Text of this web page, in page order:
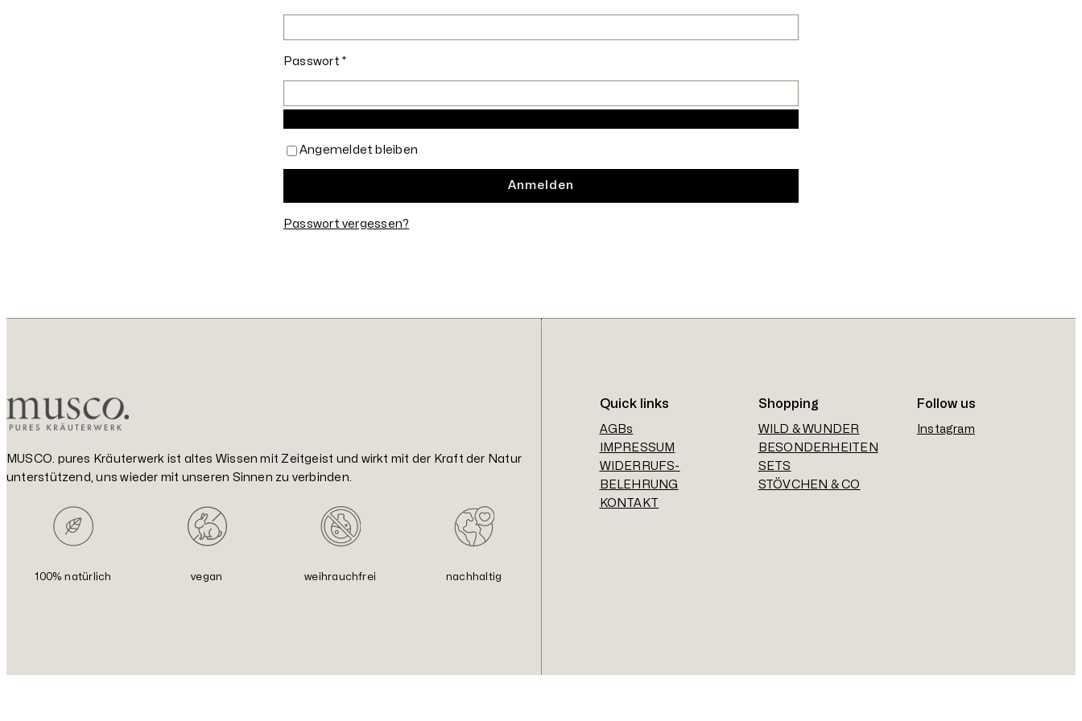
Passwort*Erforderlich
Angemeldet bleiben
Anmelden
Passwort vergessen?
MUSCO. pures Kräuterwerk ist altes Wissen mit Zeitgeist und wirkt mit der Kraft der Natur
unterstützend, uns wieder mit unseren Sinnen zu verbinden.
100% natürlich vegan weihrauchfrei nachhaltig
Quick links
AGBs
IMPRESSUM
WIDERRUFS-
BELEHRUNG
KONTAKT
Shopping
WILD & WUNDER
BESONDERHEITEN
SETS
STÖVCHEN & CO
Follow us
Instagram